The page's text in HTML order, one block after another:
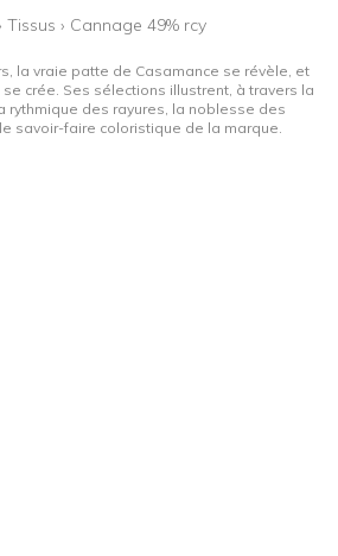
Tissus › Cannage 49% rcy
la vraie patte de Casamance se révèle, et
crée. Ses sélections illustrent, à travers la
rythmique des rayures, la noblesse des
savoir-faire coloristique de la marque.